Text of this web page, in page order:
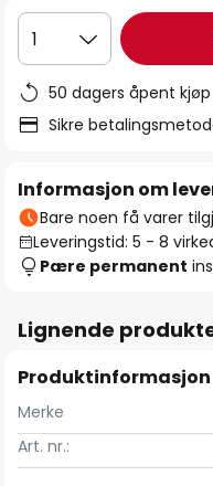
1
50 dagers åpent kjøp
Sikre
Informasjon om
Bare noen få varer
Leveringstid: 5 - 8
Pære permanent
Lignende
Produktinformasjon
Merke
Art. nr.: